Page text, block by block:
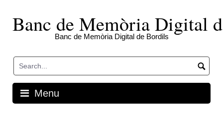
contentBanc de Memòria Digital
Banc de Memòria Digital de Bordils
Menu